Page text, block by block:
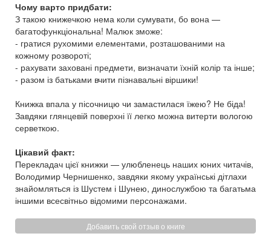
Чому варто придбати:
З такою книжечкою нема коли сумувати, бо вона —
багатофункціональна! Малюк зможе:
- гратися рухомими елементами, розташованими на
кожному розвороті;
- рахувати заховані предмети, визначати їхній колір та інше;
- разом із батьками вчити пізнавальні віршики!
Книжка впала у пісочницю чи замастилася їжею? Не біда!
Завдяки глянцевій поверхні її легко можна витерти вологою
серветкою.
Цікавий факт:
Перекладач цієї книжки — улюбленець наших юних читачів,
Володимир Чернишенко, завдяки якому українські дітлахи
знайомляться із Шустем і Шунею, динослужбою та багатьма
іншими всесвітньо відомими персонажами.
Добавить свой отзыв о книге